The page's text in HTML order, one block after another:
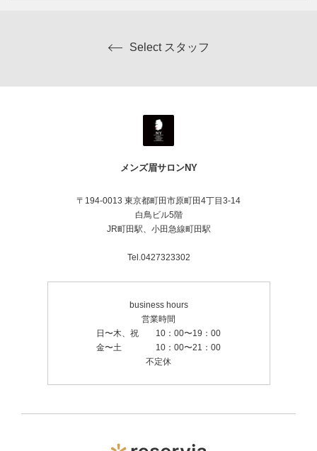
Select スタッフ
メンズ眉サロンNY
〒194-0013 東京都町田市原町田4丁目3-14
白鳥ビル5階
JR町田駅、小田急線町田駅
Tel.0427323302
business hours
営業時間
日〜木、祝 10：00〜19：00
金〜土 10：00〜21：00
不定休